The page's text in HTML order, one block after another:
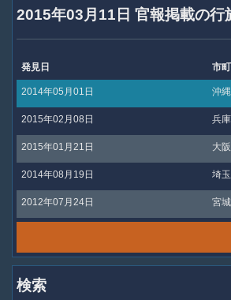
2015年03月11日 官報掲載の行
発見日 市
2014年05月01日 沖
2015年02月08日 兵
2015年01月21日 大
2014年08月19日 埼
2012年07月24日 宮
検索